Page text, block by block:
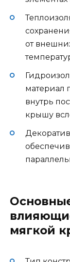
от
материал
внутрь
крышу
мягкой